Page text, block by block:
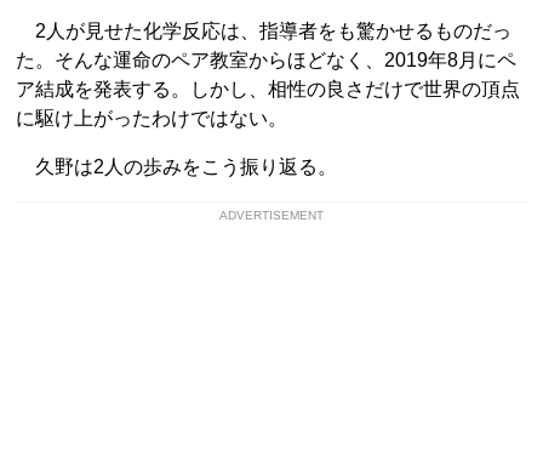
2人が見せた化学反応は、指導者をも驚かせるものだっ
た。そんな運命のペア教室からほどなく、2019年8月にペ
ア結成を発表する。しかし、相性の良さだけで世界の頂点
に駆け上がったわけではない。
久野は2人の歩みをこう振り返る。
ADVERTISEMENT